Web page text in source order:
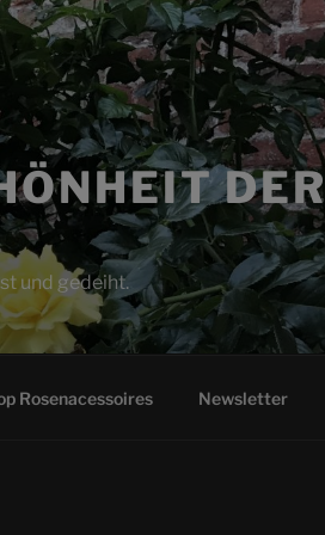
DER
und gedeiht.
Rosenacessoires Newsletter